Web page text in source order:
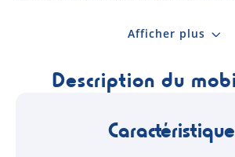
Afficher plus
Description du